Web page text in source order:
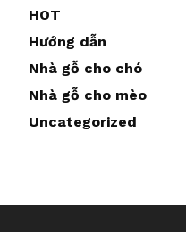
HOT
Hướng dẫn
Nhà gỗ cho chó
Nhà gỗ cho mèo
Uncategorized